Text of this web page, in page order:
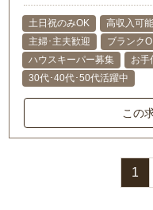
土日祝のみOK 高収入可能
主婦･主夫歓迎
ブランク
ハウスキーパー募集
お手
30代･40代･50代活躍中
この
1